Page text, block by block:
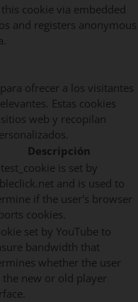
this cookie via embedded
and registers anonymous
ofrecer a los visitantes
Estas cookies
web y recopilan
Descripción
is set by
and is used to
if the user's browser
cookies.
set by YouTube to
bandwidth that
whether the user
the new or old player